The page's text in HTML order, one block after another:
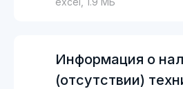
Информация о
(отсутствии)